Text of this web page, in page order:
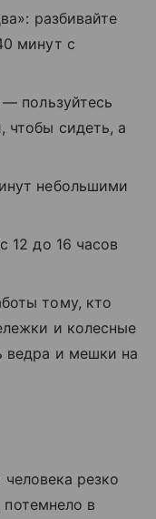
разбивайте
минут с
— пользуйтесь
чтобы сидеть, а
небольшими
12 до 16 часов
тому, кто
и колесные
ведра и мешки на
резко
потемнело в